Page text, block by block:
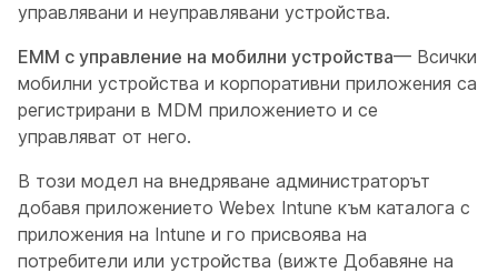
управлявани и неуправлявани устройства.
EMM с управление на мобилни устройства— Всички
мобилни устройства и корпоративни приложения са
регистрирани в MDM приложението и се
управляват от него.
В този модел на внедряване администраторът
добавя приложението Webex Intune към каталога с
приложения на Intune и го присвоява на
потребители или устройства (вижте Добавяне на